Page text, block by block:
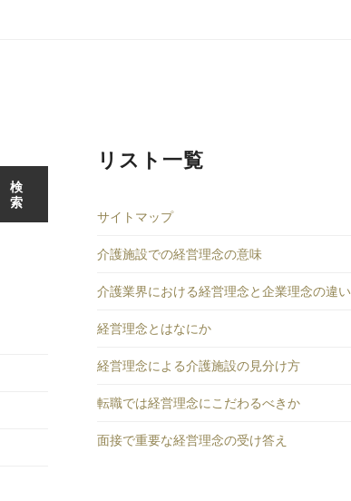
検
索
リスト一覧
サイトマップ
介護施設での経営理念の意味
介護業界における経営理念と企業理念の違い
経営理念とはなにか
経営理念による介護施設の見分け方
転職では経営理念にこだわるべきか
面接で重要な経営理念の受け答え